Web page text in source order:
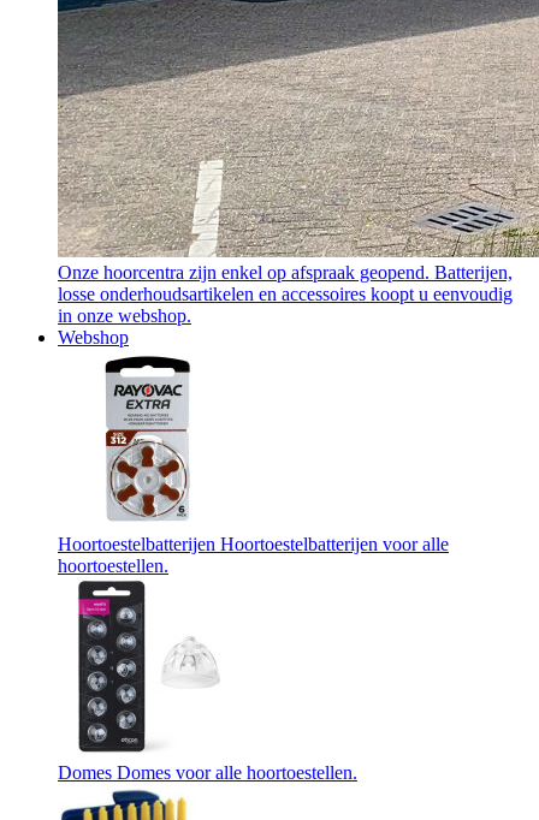
Onze hoorcentra zijn enkel op afspraak geopend. Batterijen,
losse onderhoudsartikelen en accessoires koopt u eenvoudig
in onze webshop.
Webshop
Hoortoestelbatterijen Hoortoestelbatterijen voor alle
hoortoestellen.
Domes Domes voor alle hoortoestellen.